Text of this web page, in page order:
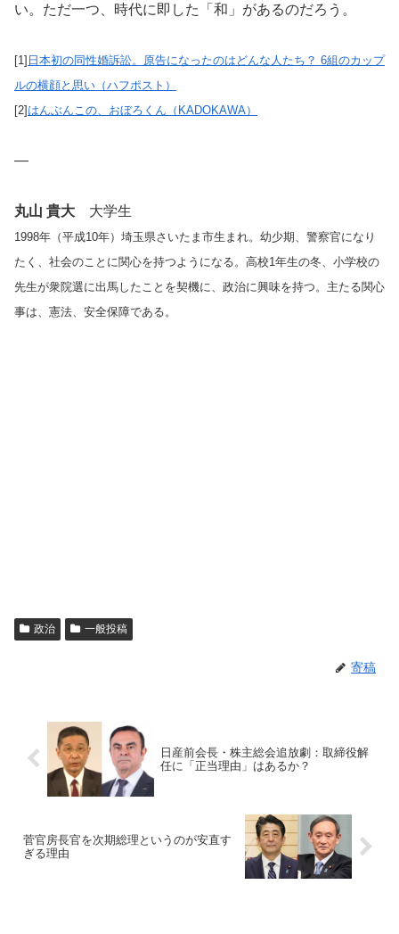
い。ただ一つ、時代に即した「和」があるのだろう。
[1] 日本初の同性婚訴訟。原告になったのはどんな人たち？ 6組のカップ
ルの横顔と思い（ハフポスト）
[2] はんぶんこの、おぼろくん（KADOKAWA）
—
丸山 貴大 大学生
1998年（平成10年）埼玉県さいたま市生まれ。幼少期、警察官になり
たく、 社会のことに関心を持つようになる。高校1年生の冬、 小学校の
先生が衆院選に出馬したことを契機に、 政治に興味を持つ。主たる関心
事は、憲法、安全保障である。
政治 一般投稿
寄稿
日産前会長・株主総会追放劇：取締役解
任に「正当理由」はあるか？
菅官房長官を次期総理というのが安直す
ぎる理由